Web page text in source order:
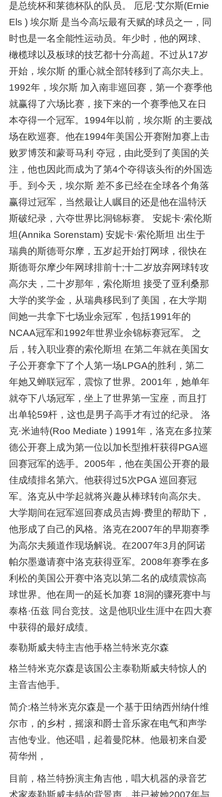
是总统杯和莱德杯队的队员。 厄尼·艾尔斯(Ernie
Els ) 埃尔斯 是当今高坛最有天赋的球员之一，同
时也是一名全能性运动员。年少时，他的网球、
橄榄球以及板球的技艺都十分高超。不过从17岁
开始，埃尔斯 的重心就全部转移到了高尔夫上。
1992年，埃尔斯 加入南非巡回赛，第一个赛季他
就赢得了六场比赛，接下来的一个赛季他又在日
本夺得一个冠军。1994年以前，埃尔斯 的主要战
场在欧巡赛。他在1994年美国公开赛附加赛上击
败罗博茨和蒙哥马利 夺冠，由此受到了美国的关
注，他也因此而成为了第4个夺得该头衔的外国选
手。到今天，埃尔斯 差不多已经在全球各个角落
赢得过冠军，当然最让人瞩目的还是他在温特沃
斯破纪录，六夺世界比洞锦标赛。 安妮卡·索伦斯
坦(Annika Sorenstam) 安妮卡·索伦斯坦 出生于
瑞典的斯德哥尔摩，五岁起开始打网球，很快在
斯德哥尔摩少年网球排前十;十二岁放弃网球转攻
高尔夫，二十岁那年，索伦斯坦 接受了亚利桑那
大学的奖学金，从瑞典移民到了美国，在大学期
间她一共拿下七场业余冠军，包括1991年的
NCAA冠军和1992年世界业余锦标赛冠军。 之
后，转入职业赛的索伦斯坦 在第二年就在美国女
子公开赛拿下了个人第一场LPGA的胜利，第二
年她又蝉联冠军，震惊了世界。2001年，她单年
就夺下八场冠军，坐上了世界第一宝座，而且打
出单轮59杆，这也是男子高手才有过的纪录。 洛
克·米迪特(Roo Mediate ) 1991年，洛克在多拉莱
德公开赛上成为第一位以加长型推杆获得PGA巡
回赛冠军的选手。2005年，他在美国公开赛的最
佳成绩排名第六。他获得过5次PGA 巡回赛冠
军。洛克从中学起就将兴趣从棒球转向高尔夫。
大学期间在冠军巡回赛成员吉姆·费里的帮助下，
他形成了自己的风格。洛克在2007年的早期赛季
为高尔夫频道作现场解说。在2007年3月的阿诺
帕尔墨邀请赛中洛克获得亚军。2008年赛季在多
利松的美国公开赛中洛克以第二名的成绩震惊高
球世界。他在周一的延长加赛 18洞的骤死赛中与
泰格·伍兹 同台竞技。这是他职业生涯中在四大赛
中获得的最好成绩。
泰勒斯威夫特主吉他手格兰特米克尔森
格兰特米克尔森是该国公主泰勒斯威夫特惊人的
主音吉他手。
简介:格兰特米克尔森是一个基于田纳西州纳什维
尔市，的乡村，摇滚和爵士音乐家在电气和声学
吉他专业。他还唱，起着曼陀林。他最初来自爱
荷华州，
目前，格兰特扮演主角吉他，唱大机器的录音艺
术家泰勒斯威夫特的背景声，并已被她2007年与